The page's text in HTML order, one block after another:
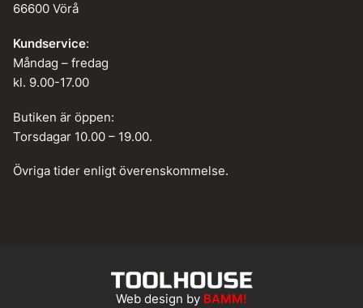
66600 Vörå
Kundservice:
Måndag – fredag
kl. 9.00-17.00
Butiken är öppen:
Torsdagar 10.00 – 19.00.
Övriga tider enligt överenskommelse.
Web design by BAMM!